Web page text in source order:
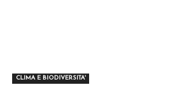
CLIMA E BIODIVERSITA'